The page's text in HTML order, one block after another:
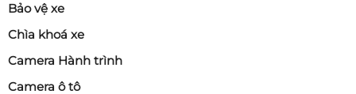
Bảo vệ xe
Chìa khoá xe
Camera Hành trình
Camera ô tô